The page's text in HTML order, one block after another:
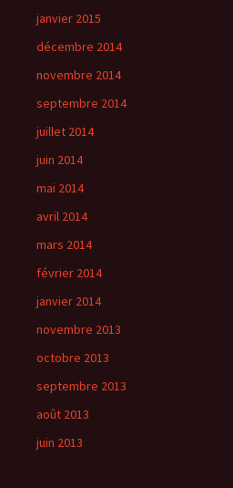
janvier 2015
décembre 2014
novembre 2014
septembre 2014
juillet 2014
juin 2014
mai 2014
avril 2014
mars 2014
février 2014
janvier 2014
novembre 2013
octobre 2013
septembre 2013
août 2013
juin 2013